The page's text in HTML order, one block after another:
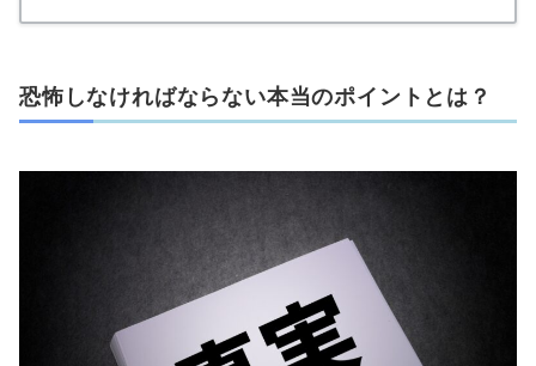
恐怖しなければならない本当のポイントとは？